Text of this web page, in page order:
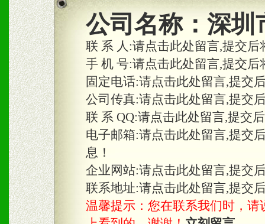
2、区域独家经营；建立区
合作关系。
三、物料及媒体
1、免费提供体验及宣传彩
2、不定期在各大知名网站
知名度和影响力。
3、根据地方实际情况提供
具。
公司名称： 深圳
联 系 人:请点击此处留言,提交
手 机 号:请点击此处留言,提交
固定电话:请点击此处留言,提交
公司传真:请点击此处留言,提交
联 系 QQ:请点击此处留言,提交
电子邮箱:请点击此处留言,提交
息！
企业网站:请点击此处留言,提交
联系地址:请点击此处留言,提交
温馨提示：您在联系我们时，请